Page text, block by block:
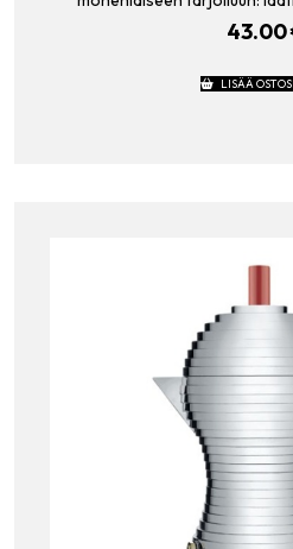
43.00
LISÄÄ